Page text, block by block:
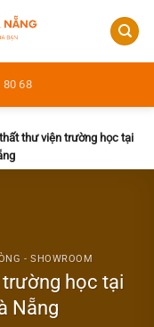
80 68
thư viện trường học tại
- SHOWROOM
học tại
Nẵng